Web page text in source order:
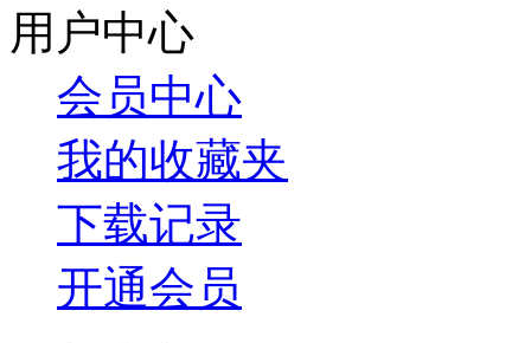
用户中心
会员中心
我的收藏夹
下载记录
开通会员